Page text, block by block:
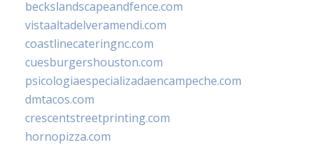
beckslandscapeandfence.com
vistaaltadelveramendi.com
coastlinecateringnc.com
cuesburgershouston.com
psicologiaespecializadaencampeche.com
dmtacos.com
crescentstreetprinting.com
hornopizza.com